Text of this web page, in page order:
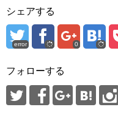
き
ま
す
)
シェアする
error 0
フォローする